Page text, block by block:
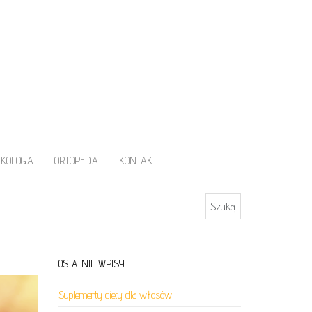
ORTOPEDIA KONTAKT
OSTATNIE WPISY
Suplementy diety dla włosów